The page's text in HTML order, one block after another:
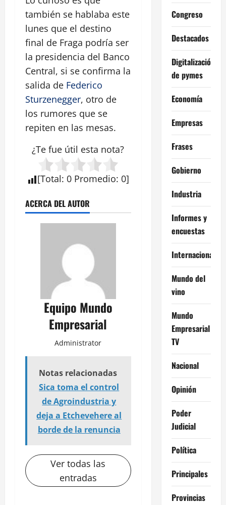
también se hablaba este
lunes que el destino
final de Fraga podría ser
la presidencia del Banco
Central, si se confirma la
salida de Federico
Sturzenegger, otro de
los rumores que se
repiten en las mesas.
¿Te fue útil esta nota?
[Total: 0 Promedio: 0]
ACERCA DEL AUTOR
Equipo Mundo
Empresarial
Administrator
Notas relacionadas
Sica toma el control
de Agroindustria y
deja a Etchevehere al
borde de la renuncia
Ver todas las
entradas
Congreso
Destacados
Digitalización
de pymes
Economía
Empresas
Frases
Gobierno
Industria
Informes y
encuestas
Internacional
Mundo del
vino
Mundo
Empresarial
TV
Nacional
Opinión
Poder
Judicial
Política
Principales
Provincias